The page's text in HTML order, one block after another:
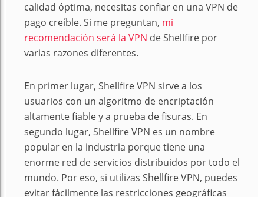
calidad óptima, necesitas confiar en una VPN de
pago creíble. Si me preguntan, mi
recomendación será la VPN de Shellfire por
varias razones diferentes.
En primer lugar, Shellfire VPN sirve a los
usuarios con un algoritmo de encriptación
altamente fiable y a prueba de fisuras. En
segundo lugar, Shellfire VPN es un nombre
popular en la industria porque tiene una
enorme red de servicios distribuidos por todo el
mundo. Por eso, si utilizas Shellfire VPN, puedes
evitar fácilmente las restricciones geográficas